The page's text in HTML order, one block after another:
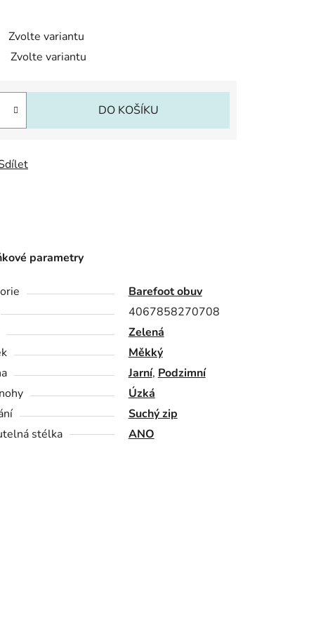
Zvolte variantu
Zvolte variantu
DO KOŠÍKU
parametry
Barefoot obuv
4067858270708
Zelená
Měkký
Jarní, Podzimní
Úzká
Suchý zip
stélka
ANO